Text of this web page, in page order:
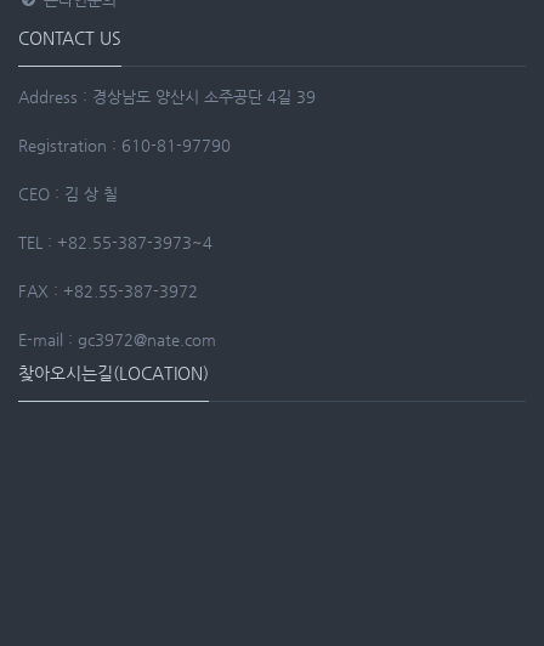
CONTACT US
Address : 경상남도 양산시 소주공단 4길 39
Registration : 610-81-97790
CEO : 김 상 칠
TEL : +82.55-387-3973~4
FAX : +82.55-387-3972
E-mail : gc3972@nate.com
찾아오시는길(LOCATION)